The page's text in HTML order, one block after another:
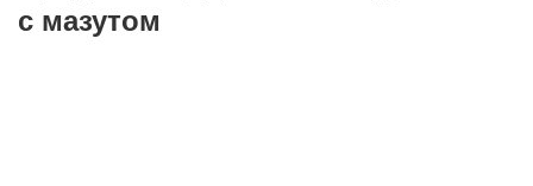
мазутом
с мазутом